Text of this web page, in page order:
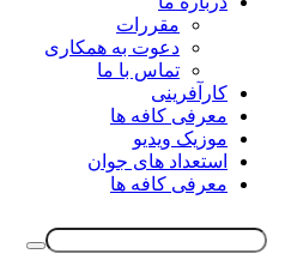
مقررات
دعوت به همکاری
تماس با ما
کارآفرینی
معرفی کافه ها
موزیک ویدیو
استعداد های جوان
معرفی کافه ها